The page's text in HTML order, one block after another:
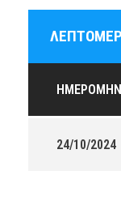
24/10/2024